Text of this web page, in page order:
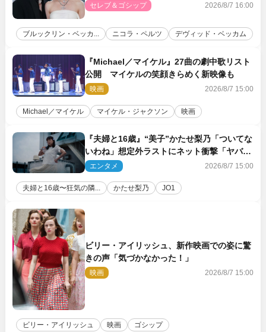
ない
セレブ＆ゴシップ 2026/8/7 16:00
ブルックリン・ベッカ... ニコラ・ペルツ デヴィッド・ベッカム
『Michael／マイケル』27曲の劇中歌リスト
公開 マイケルの笑顔きらめく新映像も
映画 2026/8/7 15:00
Michael／マイケル マイケル・ジャクソン 映画
『夫婦と16歳』“美子”かたせ梨乃「ついてな
いわね」想定外ラストにネット衝撃「ヤバす
ぎ…」「怖えぇ」（ネタバレあり）
エンタメ 2026/8/7 15:00
夫婦と16歳〜狂気の隣... かたせ梨乃 JO1
ビリー・アイリッシュ、新作映画での姿に驚
きの声「気づかなかった！」
映画 2026/8/7 15:00
ビリー・アイリッシュ 映画 ゴシップ